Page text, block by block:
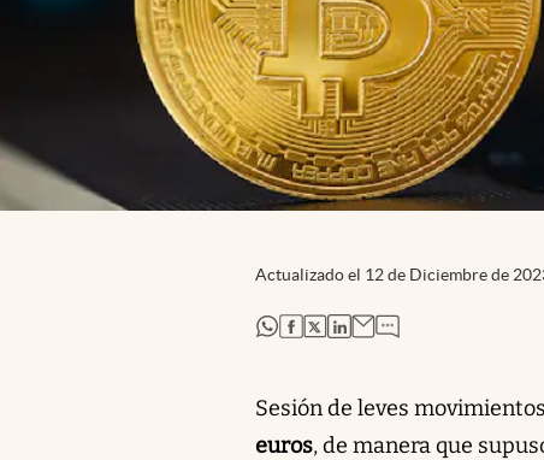
Actualizado el 12 de Diciembre de
abre en nueva pestaña
abre en nueva pestaña
abre en nueva pestaña
abre en nueva pestaña
Sesión de leves
euros, de manera que